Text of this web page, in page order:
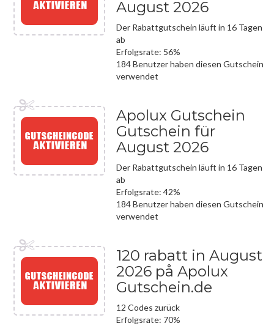
August 2026
Der Rabattgutschein läuft in 16 Tagen
ab
Erfolgsrate: 56%
184 Benutzer haben diesen Gutschein
verwendet
Apolux Gutschein
Gutschein für
August 2026
Der Rabattgutschein läuft in 16 Tagen
ab
Erfolgsrate: 42%
184 Benutzer haben diesen Gutschein
verwendet
120 rabatt in August
2026 på Apolux
Gutschein.de
12 Codes zurück
Erfolgsrate: 70%